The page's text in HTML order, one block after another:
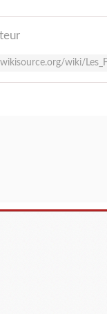
wiki/